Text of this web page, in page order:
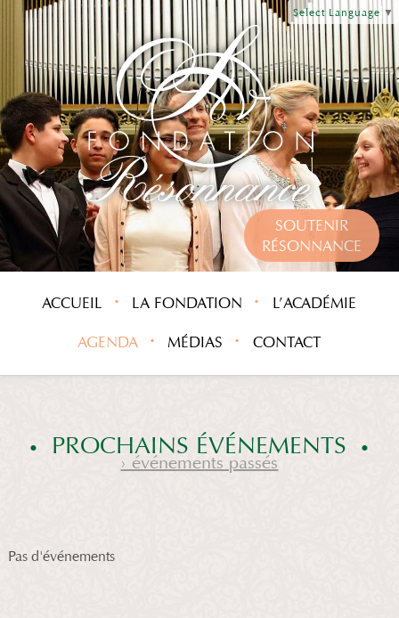
Select Language ▼
SOUTENIR
RÉSONNANCE
ACCUEIL LA FONDATION L’ACADÉMIE
AGENDA MÉDIAS CONTACT
PROCHAINS ÉVÉNEMENTS
› événements passés
Pas d'événements